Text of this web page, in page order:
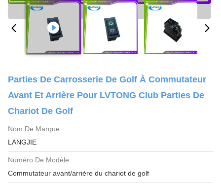
Parties De Carrosserie De Golf À Commutateur
Avant Et Arrière Pour LVTONG Club Parties De
Chariot De Golf
Nom De Marque:
LANGJIE
Numéro De Modèle:
Commutateur avant/arrière du chariot de golf